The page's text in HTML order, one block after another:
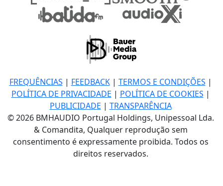
FREQUÊNCIAS | FEEDBACK| TERMOS E CONDIÇÕES |
POLÍTICA DE PRIVACIDADE | POLÍTICA DE COOKIES |
PUBLICIDADE | TRANSPARÊNCIA
© 2026 BMHAUDIO Portugal Holdings, Unipessoal Lda.
& Comandita, Qualquer reprodução sem
consentimento é expressamente proibida. Todos os
direitos reservados.